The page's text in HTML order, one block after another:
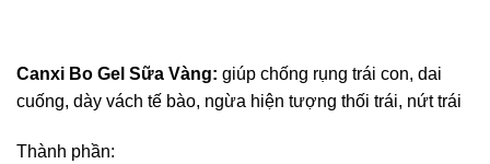
Canxi Bo Gel Sữa Vàng: giúp chống rụng trái con, dai
cuống, dày vách tế bào, ngừa hiện tượng thối trái, nứt trái
Thành phần: